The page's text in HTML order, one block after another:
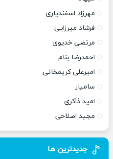
مهرزاد اسفندیاری
فرشاد میرزایی
مرتضی خدیوی
احمدرضا بنام
امیرعلی کریمخانی
سامیار
امید ذاکری
مجید اصلاحی
جدیدترین ها